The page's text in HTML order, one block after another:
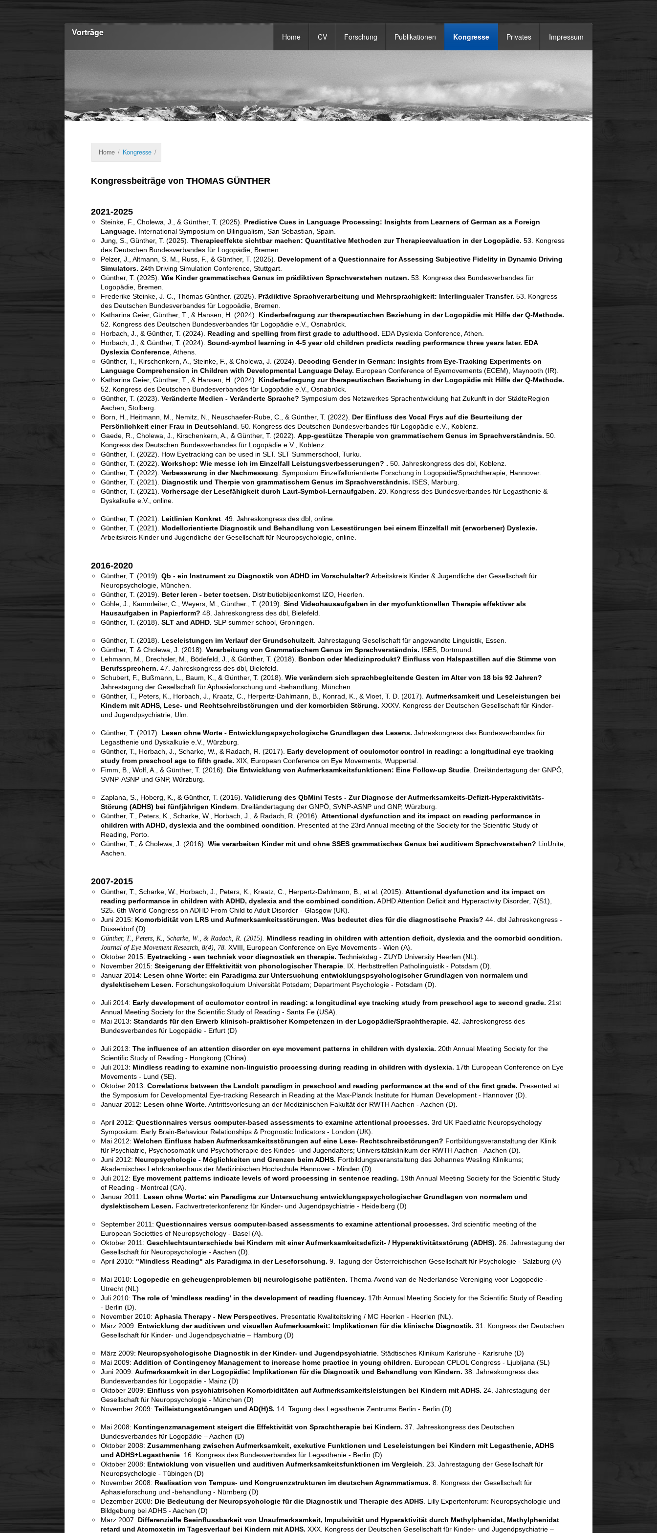
Vorträge Home CV Forschung Publikationen Kongresse Privates Impressum
Home / Kongresse /
Kongressbeiträge von THOMAS GÜNTHER
2021-2025
Steinke, F., Cholewa, J., & Günther, T. (2025). Predictive Cues in Language Processing: Insights from Learners of German as a Foreign
Language. International Symposium on Bilingualism, San Sebastian, Spain.
Jung, S., Günther, T. (2025). Therapieeffekte sichtbar machen: Quantitative Methoden zur Therapieevaluation in der Logopädie. 53. Kongress
des Deutschen Bundesverbandes für Logopädie, Bremen.
Pelzer, J., Altmann, S. M., Russ, F., & Günther, T. (2025). Development of a Questionnaire for Assessing Subjective Fidelity in Dynamic Driving
Simulators. 24th Driving Simulation Conference, Stuttgart.
Günther, T. (2025). Wie Kinder grammatisches Genus im prädiktiven Sprachverstehen nutzen. 53. Kongress des Bundesverbandes für
Logopädie, Bremen.
Frederike Steinke, J. C., Thomas Günther. (2025). Prädiktive Sprachverarbeitung und Mehrsprachigkeit: Interlingualer Transfer. 53. Kongress
des Deutschen Bundesverbandes für Logpoädie, Bremen.
Katharina Geier, Günther, T., & Hansen, H. (2024). Kinderbefragung zur therapeutischen Beziehung in der Logopädie mit Hilfe der Q-Methode.
52. Kongress des Deutschen Bundesverbandes für Logopädie e.V., Osnabrück.
Horbach, J., & Günther, T. (2024). Reading and spelling from first grade to adulthood. EDA Dyslexia Conference, Athen.
Horbach, J., & Günther, T. (2024). Sound-symbol learning in 4-5 year old children predicts reading performance three years later. EDA
Dyslexia Conference , Athens.
Günther, T., Kirschenkern, A., Steinke, F., & Cholewa, J. (2024). Decoding Gender in German: Insights from Eye-Tracking Experiments on
Language Comprehension in Children with Developmental Language Delay. European Conference of Eyemovements (ECEM), Maynooth (IR).
Katharina Geier, Günther, T., & Hansen, H. (2024). Kinderbefragung zur therapeutischen Beziehung in der Logopädie mit Hilfe der Q-Methode.
52. Kongress des Deutschen Bundesverbandes für Logopädie e.V., Osnabrück.
Günther, T. (2023). Veränderte Medien - Veränderte Sprache? Symposium des Netzwerkes Sprachentwicklung hat Zukunft in der StädteRegion
Aachen, Stolberg.
Born, H., Heitmann, M., Nemitz, N., Neuschaefer-Rube, C., & Günther, T. (2022). Der Einfluss des Vocal Frys auf die Beurteilung der
Persönlichkeit einer Frau in Deutschland . 50. Kongress des Deutschen Bundesverbandes für Logopädie e.V., Koblenz.
Gaede, R., Cholewa, J., Kirschenkern, A., & Günther, T. (2022). App-gestütze Therapie von grammatischem Genus im Sprachverständnis. 50.
Kongress des Deutschen Bundesverbandes für Logopädie e.V., Koblenz.
Günther, T. (2022). How Eyetracking can be used in SLT. SLT Summerschool, Turku.
Günther, T. (2022). Workshop: Wie messe ich im Einzelfall Leistungsverbesserungen? . 50. Jahreskongress des dbl, Koblenz.
Günther, T. (2022). Verbesserung in der Nachmessung . Symposium Einzelfallorientierte Forschung in Logopädie/Sprachtherapie, Hannover.
Günther, T. (2021). Diagnostik und Therpie von grammatischem Genus im Sprachverständnis. ISES, Marburg.
Günther, T. (2021). Vorhersage der Lesefähigkeit durch Laut-Symbol-Lernaufgaben. 20. Kongress des Bundesverbandes für Legasthenie &
Dyskalkulie e.V., online.
Günther, T. (2021). Leitlinien Konkret . 49. Jahreskongress des dbl, online.
Günther, T. (2021). Modellorientierte Diagnostik und Behandlung von Lesestörungen bei einem Einzelfall mit (erworbener) Dyslexie.
Arbeitskreis Kinder und Jugendliche der Gesellschaft für Neuropsychologie, online.
2016-2020
Günther, T. (2019). Qb - ein Instrument zu Diagnostik von ADHD im Vorschulalter? Arbeitskreis Kinder & Jugendliche der Gesellschaft für
Neuropsychologie, München.
Günther, T. (2019). Beter leren - beter toetsen. Distributiebijeenkomst IZO, Heerlen.
Göhle, J., Kammleiter, C., Weyers, M., Günther., T. (2019). Sind Videohausaufgaben in der myofunktionellen Therapie effektiver als
Hausaufgaben in Papierform? 48. Jahreskongress des dbl, Bielefeld.
Günther, T. (2018). SLT and ADHD. SLP summer school, Groningen.
Günther, T. (2018). Leseleistungen im Verlauf der Grundschulzeit. Jahrestagung Gesellschaft für angewandte Linguistik, Essen.
Günther, T. & Cholewa, J. (2018). Verarbeitung von Grammatischem Genus im Sprachverständnis. ISES, Dortmund.
Lehmann, M., Drechsler, M., Bödefeld, J., & Günther, T. (2018). Bonbon oder Medizinprodukt? Einfluss von Halspastillen auf die Stimme von
Berufssprechern. 47. Jahreskongress des dbl, Bielefeld.
Schubert, F., Bußmann, L., Baum, K., & Günther, T. (2018). Wie verändern sich sprachbegleitende Gesten im Alter von 18 bis 92 Jahren?
Jahrestagung der Gesellschaft für Aphasieforschung und -behandlung, München.
Günther, T., Peters, K., Horbach, J., Kraatz, C., Herpertz-Dahlmann, B., Konrad, K., & Vloet, T. D. (2017). Aufmerksamkeit und Leseleistungen bei
Kindern mit ADHS, Lese- und Rechtschreibstörungen und der komorbiden Störung. XXXV. Kongress der Deutschen Gesellschaft für Kinder-
und Jugendpsychiatrie, Ulm.
Günther, T. (2017). Lesen ohne Worte - Entwicklungspsychologische Grundlagen des Lesens. Jahreskongress des Bundesverbandes für
Legasthenie und Dyskalkulie e.V., Würzburg.
Günther, T., Horbach, J., Scharke, W., & Radach, R. (2017). Early development of oculomotor control in reading: a longitudinal eye tracking
study from preschool age to fifth grade. XIX, European Conference on Eye Movements, Wuppertal.
Fimm, B., Wolf, A., & Günther, T. (2016). Die Entwicklung von Aufmerksamkeitsfunktionen: Eine Follow-up Studie . Dreiländertagung der GNPÖ,
SVNP-ASNP und GNP, Würzburg.
Zaplana, S., Hoberg, K., & Günther, T. (2016). Validierung des QbMini Tests - Zur Diagnose der Aufmerksamkeits-Defizit-Hyperaktivitäts-
Störung (ADHS) bei fünfjährigen Kindern . Dreiländertagung der GNPÖ, SVNP-ASNP und GNP, Würzburg.
Günther, T., Peters, K., Scharke, W., Horbach, J., & Radach, R. (2016). Attentional dysfunction and its impact on reading performance in
children with ADHD, dyslexia and the combined condition . Presented at the 23rd Annual meeting of the Society for the Scientific Study of
Reading, Porto.
Günther, T., & Cholewa, J. (2016). Wie verarbeiten Kinder mit und ohne SSES grammatisches Genus bei auditivem Sprachverstehen? LinUnite,
Aachen.
2007-2015
Günther, T., Scharke, W., Horbach, J., Peters, K., Kraatz, C., Herpertz-Dahlmann, B., et al. (2015). Attentional dysfunction and its impact on
reading performance in children with ADHD, dyslexia and the combined condition. ADHD Attention Deficit and Hyperactivity Disorder, 7(S1),
S25. 6th World Congress on ADHD From Child to Adult Disorder - Glasgow (UK).
Juni 2015: Komorbidität von LRS und Aufmerksamkeitsstörungen. Was bedeutet dies für die diagnostische Praxis? 44. dbl Jahreskongress -
Düsseldorf (D).
Günther, T., Peters, K., Scharke, W., & Radach, R. (2015). Mindless reading in children with attention deficit, dyslexia and the comorbid condition.
Journal of Eye Movement Research, 8(4), 78. XVIII, European Conference on Eye Movements - Wien (A).
Oktober 2015: Eyetracking - een techniek voor diagnostiek en therapie. Techniekdag - ZUYD University Heerlen (NL).
November 2015: Steigerung der Effektivität von phonologischer Therapie . IX. Herbsttreffen Patholinguistik - Potsdam (D).
Januar 2014: Lesen ohne Worte: ein Paradigma zur Untersuchung entwicklungspsychologischer Grundlagen von normalem und
dyslektischem Lesen. Forschungskolloquium Universität Potsdam; Department Psychologie - Potsdam (D).
Juli 2014: Early development of oculomotor control in reading: a longitudinal eye tracking study from preschool age to second grade. 21st
Annual Meeting Society for the Scientific Study of Reading - Santa Fe (USA).
Mai 2013: Standards für den Erwerb klinisch-praktischer Kompetenzen in der Logopädie/Sprachtherapie. 42. Jahreskongress des
Bundesverbandes für Logopädie - Erfurt (D)
Juli 2013: The influence of an attention disorder on eye movement patterns in children with dyslexia. 20th Annual Meeting Society for the
Scientific Study of Reading - Hongkong (China).
Juli 2013: Mindless reading to examine non-linguistic processing during reading in children with dyslexia. 17th European Conference on Eye
Movements - Lund (SE).
Oktober 2013: Correlations between the Landolt paradigm in preschool and reading performance at the end of the first grade. Presented at
the Symposium for Developmental Eye-tracking Research in Reading at the Max-Planck Institute for Human Development - Hannover (D).
Januar 2012: Lesen ohne Worte. Antrittsvorlesung an der Medizinischen Fakultät der RWTH Aachen - Aachen (D).
April 2012: Questionnaires versus computer-based assessments to examine attentional processes. 3rd UK Paediatric Neuropsychology
Symposium: Early Brain-Behaviour Relationships & Prognostic Indicators - London (UK).
Mai 2012: Welchen Einfluss haben Aufmerksamkeitsstörungen auf eine Lese- Rechtschreibstörungen? Fortbildungsveranstaltung der Klinik
für Psychiatrie, Psychosomatik und Psychotherapie des Kindes- und Jugendalters; Universitätsklinikum der RWTH Aachen - Aachen (D).
Juni 2012: Neuropsychologie - Möglichkeiten und Grenzen beim ADHS. Fortbildungsveranstaltung des Johannes Wesling Klinikums;
Akademisches Lehrkrankenhaus der Medizinischen Hochschule Hannover - Minden (D).
Juli 2012: Eye movement patterns indicate levels of word processing in sentence reading. 19th Annual Meeting Society for the Scientific Study
of Reading - Montreal (CA).
Januar 2011: Lesen ohne Worte: ein Paradigma zur Untersuchung entwicklungspsychologischer Grundlagen von normalem und
dyslektischem Lesen. Fachvertreterkonferenz für Kinder- und Jugendpsychiatrie - Heidelberg (D)
September 2011: Questionnaires versus computer-based assessments to examine attentional processes. 3rd scientific meeting of the
European Societties of Neuropsychology - Basel (A).
Oktober 2011: Geschlechtsunterschiede bei Kindern mit einer Aufmerksamkeitsdefizit- / Hyperaktivitätsstörung (ADHS). 26. Jahrestagung der
Gesellschaft für Neuropsychologie - Aachen (D).
April 2010: "Mindless Reading" als Paradigma in der Leseforschung. 9. Tagung der Österreichischen Gesellschaft für Psychologie - Salzburg (A)
Mai 2010: Logopedie en geheugenproblemen bij neurologische patiënten. Thema-Avond van de Nederlandse Vereniging voor Logopedie -
Utrecht (NL)
Juli 2010: The role of 'mindless reading' in the development of reading fluencey. 17th Annual Meeting Society for the Scientific Study of Reading
- Berlin (D).
November 2010: Aphasia Therapy - New Perspectives. Presentatie Kwaliteitskring / MC Heerlen - Heerlen (NL).
März 2009: Entwicklung der auditiven und visuellen Aufmerksamkeit: Implikationen für die klinische Diagnostik. 31. Kongress der Deutschen
Gesellschaft für Kinder- und Jugendpsychiatrie – Hamburg (D)
März 2009: Neuropsychologische Diagnostik in der Kinder- und Jugendpsychiatrie . Städtisches Klinikum Karlsruhe - Karlsruhe (D)
Mai 2009: Addition of Contingency Management to increase home practice in young children. European CPLOL Congress - Ljubljana (SL)
Juni 2009: Aufmerksamkeit in der Logopädie: Implikationen für die Diagnostik und Behandlung von Kindern. 38. Jahreskongress des
Bundesverbandes für Logopädie - Mainz (D)
Oktober 2009: Einfluss von psychiatrischen Komorbiditäten auf Aufmerksamkeitsleistungen bei Kindern mit ADHS. 24. Jahrestagung der
Gesellschaft für Neuropsychologie - München (D)
November 2009: Teilleistungsstörungen und AD(H)S. 14. Tagung des Legasthenie Zentrums Berlin - Berlin (D)
Mai 2008: Kontingenzmanagement steigert die Effektivität von Sprachtherapie bei Kindern. 37. Jahreskongress des Deutschen
Bundesverbandes für Logopädie – Aachen (D)
Oktober 2008: Zusammenhang zwischen Aufmerksamkeit, exekutive Funktionen und Leseleistungen bei Kindern mit Legasthenie, ADHS
und ADHS+Legasthenie . 16. Kongress des Bundesverbandes für Legasthenie - Berlin (D)
Oktober 2008: Entwicklung von visuellen und auditiven Aufmerksamkeitsfunktionen im Vergleich . 23. Jahrestagung der Gesellschaft für
Neuropsychologie - Tübingen (D)
November 2008: Realisation von Tempus- und Kongruenzstrukturen im deutschen Agrammatismus. 8. Kongress der Gesellschaft für
Aphasieforschung und -behandlung - Nürnberg (D)
Dezember 2008: Die Bedeutung der Neuropsychologie für die Diagnostik und Therapie des ADHS . Lilly Expertenforum: Neuropsychologie und
Bildgebung bei ADHS - Aachen (D)
März 2007: Differenzielle Beeinflussbarkeit von Unaufmerksamkeit, Impulsivität und Hyperaktivität durch Methylphenidat, Methylphenidat
retard und Atomoxetin im Tagesverlauf bei Kindern mit ADHS. XXX. Kongress der Deutschen Gesellschaft für Kinder- und Jugendpsychiatrie –